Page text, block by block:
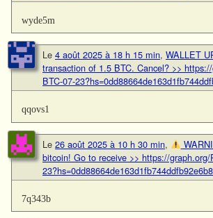
wyde5m
Le 4 août 2025 à 18 h 15 min, WALLET
transaction of 1.5 BTC. Cancel? >>
BTC-07-
qqovs1
Le 26 août 2025 à 10 h 30 min,
bitcoin! Go to receive >> https://
7q343b